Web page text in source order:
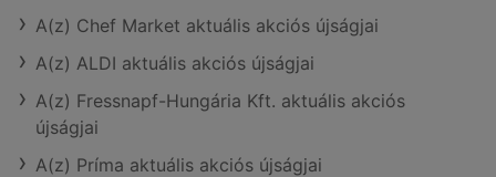
A(z) Chef Market aktuális akciós újságjai
A(z) ALDI aktuális akciós újságjai
A(z) Fressnapf-Hungária Kft. aktuális akciós
újságjai
A(z) Príma aktuális akciós újságjai